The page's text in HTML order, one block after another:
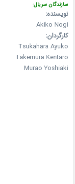
سازندگان سریال:
نویسنده:
Akiko Nogi
کارگردان:
Tsukahara Ayuko
Takemura Kentaro
Murao Yoshiaki